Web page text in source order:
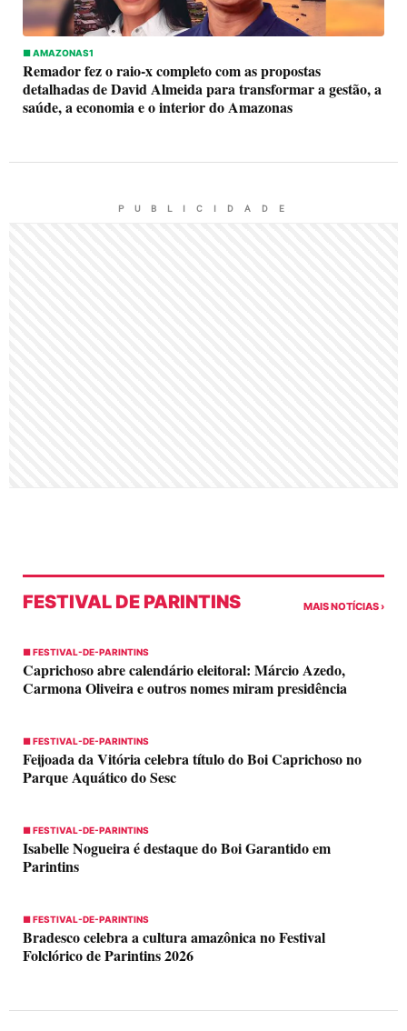
■ AMAZONAS1
Remador fez o raio-x completo com as propostas
detalhadas de David Almeida para transformar a gestão, a
saúde, a economia e o interior do Amazonas
P U B L I C I D A D E
FESTIVAL DE PARINTINS MAIS NOTÍCIAS ›
■ FESTIVAL-DE-PARINTINS
Caprichoso abre calendário eleitoral: Márcio Azedo,
Carmona Oliveira e outros nomes miram presidência
■ FESTIVAL-DE-PARINTINS
Feijoada da Vitória celebra título do Boi Caprichoso no
Parque Aquático do Sesc
■ FESTIVAL-DE-PARINTINS
Isabelle Nogueira é destaque do Boi Garantido em
Parintins
■ FESTIVAL-DE-PARINTINS
Bradesco celebra a cultura amazônica no Festival
Folclórico de Parintins 2026